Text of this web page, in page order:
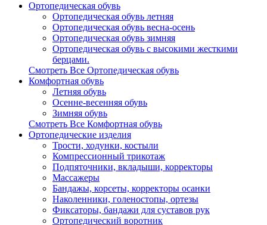
Ортопедическая обувь
Ортопедическая обувь летняя
Ортопедическая обувь весна-осень
Ортопедическая обувь зимняя
Ортопедическая обувь с высокими жесткими
берцами.
Смотреть Все Ортопедическая обувь
Комфортная обувь
Летняя обувь
Осенне-весенняя обувь
Зимняя обувь
Смотреть Все Комфортная обувь
Ортопедические изделия
Трости, ходунки, костыли
Компрессионный трикотаж
Подпяточники, вкладыши, корректоры
Массажеры
Бандажы, корсеты, корректоры осанки
Наколенники, голеностопы, ортезы
Фиксаторы, бандажи для суставов рук
Ортопедический воротник